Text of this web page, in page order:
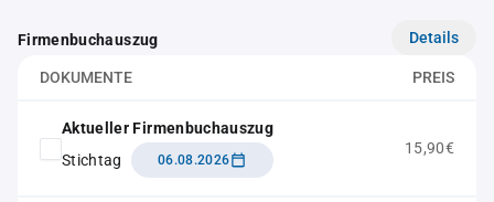
Firmenbuchauszug Details
DOKUMENTE PREIS
Aktueller Firmenbuchauszug
Stichtag
06.08.2026
15,90€